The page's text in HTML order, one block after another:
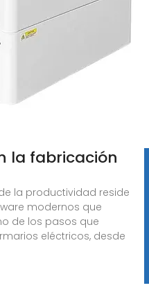
la fabricación
la productividad reside
modernos que
de los pasos que
eléctricos, desde